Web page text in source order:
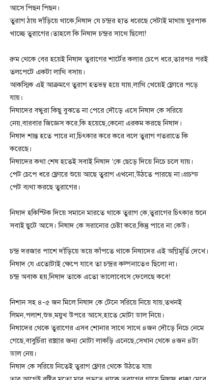
আসে পিছন পিছন।
তুরাগ ঠায় দাঁড়িয়ে থাকে,নিষাদ যে চন্দ্রর হাত ধরেছে সেটাই মাথায় ঘুরপাক
খাচ্ছে তুরাগের।তাহলে কি নিষাদ চন্দ্রর সাথে ছিলো!
রুম থেকে বের হয়েই নিষাদ তুরাগের শার্টের কলার চেপে ধরে,তারপর পরই
তলপেটে একটা লাথি বসায়।
আকস্মিক এই আক্রমণে তুরাগ হতভম্ব হয়ে যায়,লাথি খেয়েই ফ্লোরে পড়ে
যায়।
নিষাদের বন্ধুরা কিছু বুঝতে না পেরে দৌড়ে এসে নিষাদ কে সরিয়ে
নেয়,বারবার জিজ্ঞেস করে,কি হয়েছে,কেনো এরকম করছে নিষাদ।
নিষাদ শান্ত হতে পারে না,চিৎকার করে করে বলে তুরাগ গতরাতে কি
করেছে।
নিষাদের কথা শেষ হতেই সবাই নিষাদ ‘কে ছেড়ে দিয়ে নিচে চলে যায়।
পেট চেপে ধরে ফ্লোরে শুয়ে আছে তুরাগ এখনো,উঠতে পারছে না।প্রচন্ড
পেট ব্যথা করছে তুরাগের।
নিষাদ হকিস্টিক দিয়ে সমানে মারতে থাকে তুরাগ কে,তুরাগের চিৎকার শুনে
সবাই ছুটে আসে। নিষাদ কে সরানোর চেষ্টা করে,কিন্তু পারে না কেউ।
চন্দ্র দরজার পাশে দাঁড়িয়ে ভয়ে কাঁপতে থাকে নিষাদের এই অগ্নিমূর্তি দেখে।
নিষাদ যে এতোটাই ক্ষেপে যাবে তা চন্দ্রর কল্পনাতেও ছিলো না।
চন্দ্র অবাক হয়,নিষাদ তাকে এতো ভালোবেসে ফেলেছে কবে!
নিশান সহ ৪-৫ জন মিলে নিষাদ কে টেনে সরিয়ে নিয়ে যায়,তখনই
লিমন,পলাশ,শুভ,ময়ুখ উপরে আসে,হাতে মোটা ডাল নিয়ে।
নিষাদের থেকে তুরাগের এসব শোনার সাথে সাথে ৪জন দৌড়ে নিচে নেমে
গেছে,বাবুর্চিরা রান্নার জন্য মোটা লাকড়ি এনেছে,সেখান থেকে ৪জন ৪টা
ডাল নেয়।
নিষাদ কে সরিয়ে নিতেই তুরাগ ফ্লোর থেকে উঠতে যায়